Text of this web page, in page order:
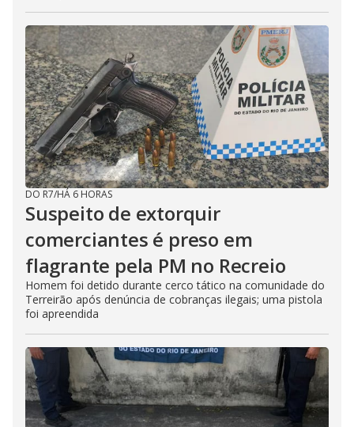
DO R7/HÁ 6 HORAS
Suspeito de extorquir
comerciantes é preso em
flagrante pela PM no Recreio
Homem foi detido durante cerco tático na comunidade do
Terreirão após denúncia de cobranças ilegais; uma pistola
foi apreendida